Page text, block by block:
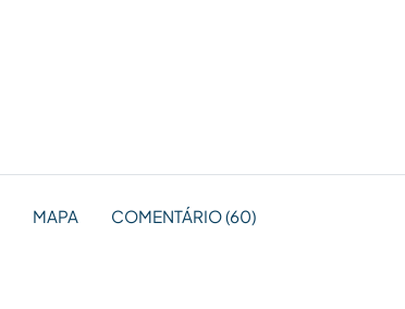
MAPA COMENTÁRIO (60)